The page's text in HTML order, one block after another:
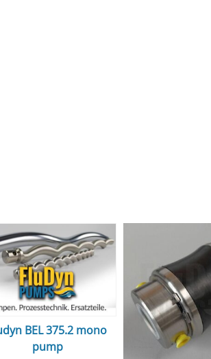
BEL 375.2 mono
pump